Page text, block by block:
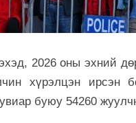
2026 оны эхний
хүрэлцэн ирсэн
буюу 54260